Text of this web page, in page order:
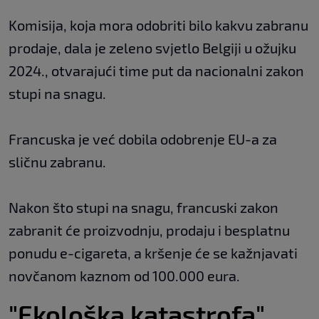
Komisija, koja mora odobriti bilo kakvu zabranu
prodaje, dala je zeleno svjetlo Belgiji u ožujku
2024., otvarajući time put da nacionalni zakon
stupi na snagu.
Francuska je već dobila odobrenje EU-a za
sličnu zabranu.
Nakon što stupi na snagu, francuski zakon
zabranit će proizvodnju, prodaju i besplatnu
ponudu e-cigareta, a kršenje će se kažnjavati
novčanom kaznom od 100.000 eura.